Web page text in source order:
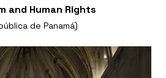
and Human Rights
de Panamá)